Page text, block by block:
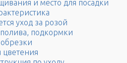
и место для посадки
уход за розой
подкормки